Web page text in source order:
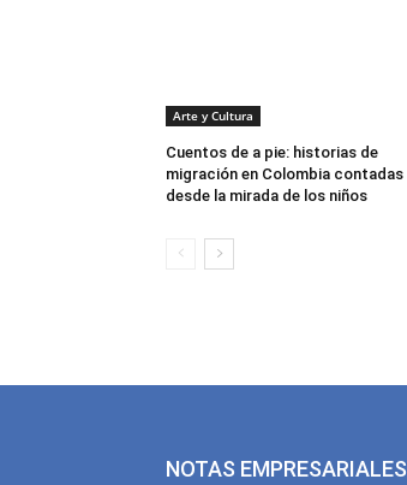
Arte y Cultura
Cuentos de a pie: historias de
migración en Colombia contadas
desde la mirada de los niños
NOTAS EMPRESARIALES